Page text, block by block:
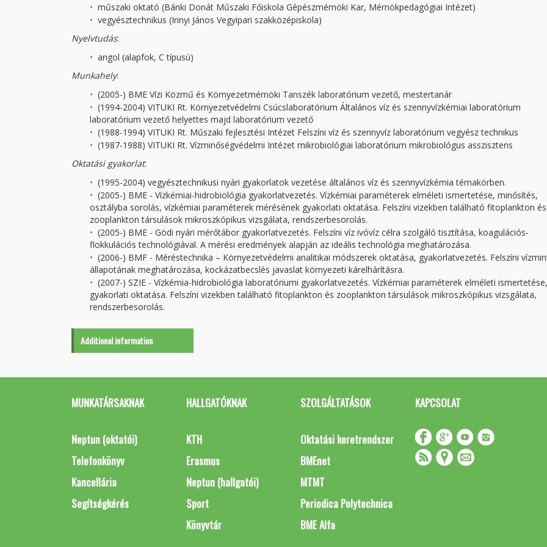
műszaki oktató (Bánki Donát Műszaki Főiskola Gépészmérnöki Kar, Mérnökpedagógiai Intézet)
vegyésztechnikus (Irinyi János Vegyipari szakközépiskola)
Nyelvtudás:
angol (alapfok, C típusú)
Munkahely:
(2005-) BME Vízi Közmű és Környezetmérnöki Tanszék laboratórium vezető, mestertanár
(1994-2004) VITUKI Rt. Környezetvédelmi Csúcslaboratórium Általános víz és szennyvízkémiai laboratórium
laboratórium vezető helyettes majd laboratórium vezető
(1988-1994) VITUKI Rt. Műszaki fejlesztési Intézet Felszíni víz és szennyvíz laboratórium vegyész technikus
(1987-1988) VITUKI Rt. Vízminőségvédelmi Intézet mikrobiológiai laboratórium mikrobiológus asszisztens
Oktatási gyakorlat:
(1995-2004) vegyésztechnikusi nyári gyakorlatok vezetése általános víz és szennyvízkémia témakörben.
(2005-) BME - Vízkémiai-hidrobiológia gyakorlatvezetés. Vízkémiai paraméterek elméleti ismertetése, minősítés,
osztályba sorolás, vízkémiai paraméterek mérésének gyakorlati oktatása. Felszíni vizekben található fitoplankton és
zooplankton társulások mikroszkópikus vizsgálata, rendszerbesorolás.
(2005-) BME - Gödi nyári mérőtábor gyakorlatvezetés. Felszíni víz ivóvíz célra szolgáló tisztítása, koagulációs-
flokkulációs technológiával. A mérési eredmények alapján az ideális technológia meghatározása.
(2006-) BMF - Méréstechnika – Környezetvédelmi analitikai módszerek oktatása, gyakorlatvezetés. Felszíni
állapotának meghatározása, kockázatbecslés javaslat környezeti kárelhárításra.
(2007-) SZIE - Vízkémia-hidrobiológia laboratóriumi gyakorlatvezetés. Vízkémiai paraméterek elméleti ismertetése,
gyakorlati oktatása. Felszíni vizekben található fitoplankton és zooplankton társulások mikroszkópikus vizsgálata,
rendszerbesorolás.
Additional information
MUNKATÁRSAKNAK
Neptun (oktatói)
Telefonkönyv
Kancellária
Segítségkérés
HALLGATÓKNAK
KTH
Erasmus
Neptun (hallgatói)
Sport
Könyvtár
SZOLGÁLTATÁSOK
Oktatási keretrendszer
BMEnet
MTMT
Periodica Polytechnica
BME Alfa
KAPCSOLAT